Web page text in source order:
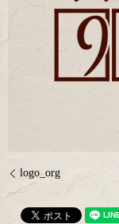
logo_org